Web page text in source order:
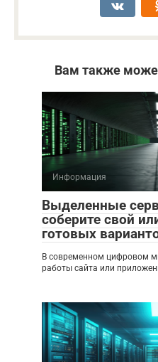
Вам также
Информация
Выделенные
соберите свой
готовых
В современном цифровом
работы сайта или